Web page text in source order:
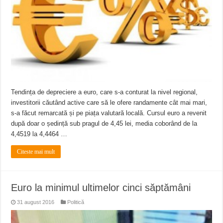
Tendința de depreciere a euro, care s-a conturat la nivel regional,
investitorii căutând active care să le ofere randamente cât mai mari,
s-a făcut remarcată și pe piața valutară locală. Cursul euro a revenit
după doar o ședință sub pragul de 4,45 lei, media coborând de la
4,4519 la 4,4464 …
Citeste mai mult
Euro la minimul ultimelor cinci săptămâni
31 august 2016 Politică